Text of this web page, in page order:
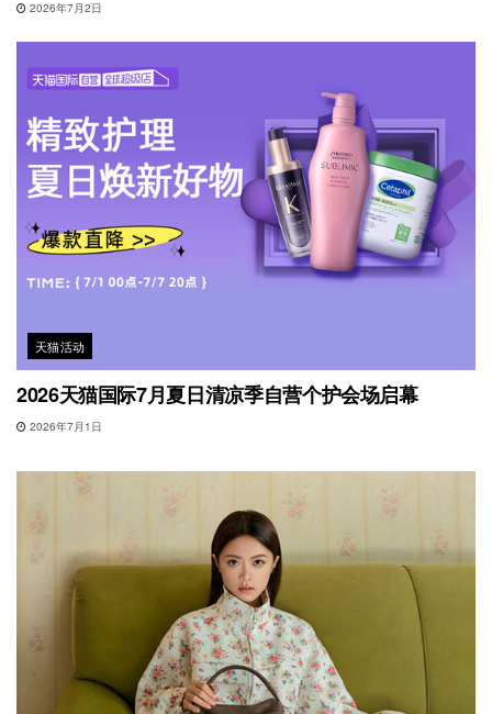
2026年7月2日
天猫活动
2026天猫国际7月夏日清凉季自营个护会场启幕
2026年7月1日